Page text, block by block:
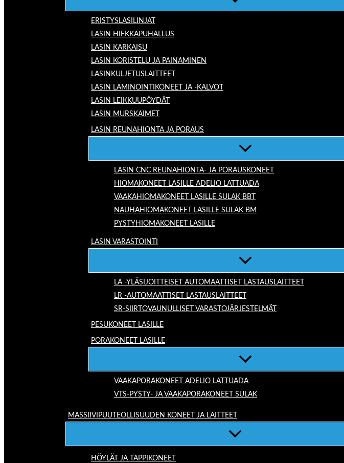
ERISTYSLASILINJAT
LASIN HIEKKAPUHALLUS
LASIN KARKAISU
LASIN KORISTELU JA PAINAMINEN
LASINKULJETUSLAITTEET
LASIN LAMINOINTIKONEET JA -KALVOT
LASIN LEIKKUUPÖYDÄT
LASIN MURSKAIMET
LASIN REUNAHIONTA JA PORAUS
LASIN CNC REUNAHIONTA- JA PORAUSKONEET
HIOMAKONEET LASILLE ADELIO LATTUADA
VAAKAHIOMAKONEET LASILLE SULAK BBT
NAUHAHIOMAKONEET LASILLE SULAK BM
PYSTYHIOMAKONEET LASILLE
LASIN VARASTOINTI
LA -YLÄSIJOITTEISET AUTOMAATTISET LASTAUSLAITTEET
LR -AUTOMAATTISET LASTAUSLAITTEET
SR-SIIRTOVAUNULLISET VARASTOJÄRJESTELMÄT
PESUKONEET LASILLE
PORAKONEET LASILLE
VAAKAPORAKONEET ADELIO LATTUADA
VTS-PYSTY- JA VAAKAPORAKONEET SULAK
MASSIIVIPUUTEOLLISUUDEN KONEET JA LAITTEET
HÖYLÄT JA TAPPIKONEET